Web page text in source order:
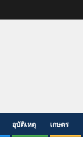
อุบัติเหตุ เกษตร